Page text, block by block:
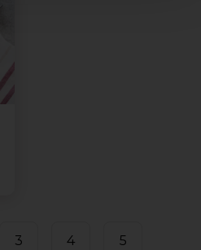
3 4 5